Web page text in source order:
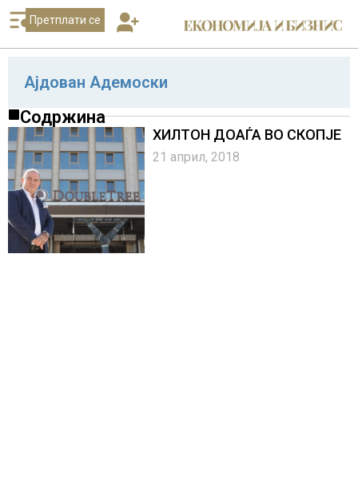
Претплати се
Ајдован Адемоски
Содржина
ХИЛТОН ДОАЃА ВО СКОПЈЕ
21 април, 2018